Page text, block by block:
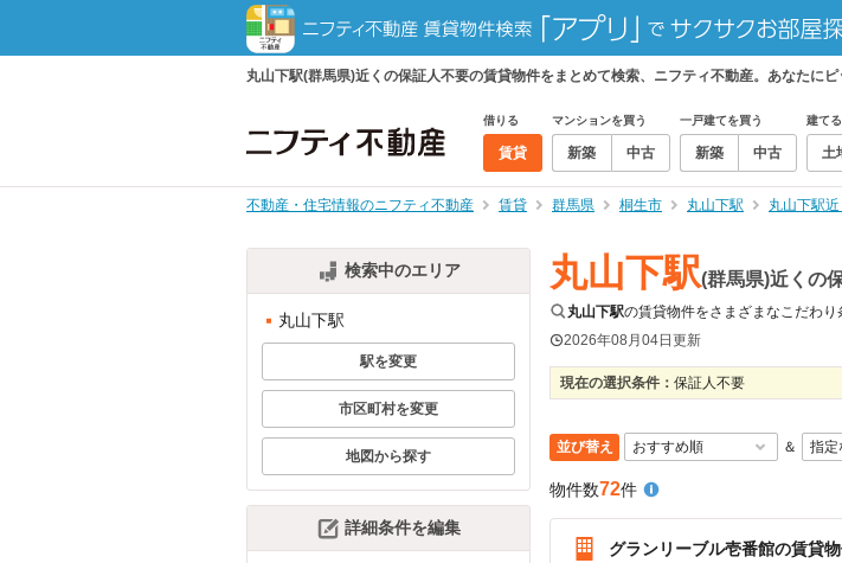
丸山下駅(群馬県)近くの保証人不要の賃貸物件をまとめて検索、ニフティ不動産。あなたにピ
借りる
賃貸
マンションを買う
新築 中古
一戸建てを買う
新築 中古
建てる
土
不動産・住宅情報のニフティ不動産 賃貸 群馬県 桐生市 丸山下駅 丸山下駅
検索中のエリア
丸山下駅
駅を変更
市区町村を変更
地図から探す
詳細条件を編集
丸山下駅(群馬県)近くの
丸山下駅の賃貸物件をさまざまなこだわり
2026年08月04日更新
現在の選択条件： 保証人不要
並び替え ＆
物件数72件
グランリーブル壱番館の賃貸